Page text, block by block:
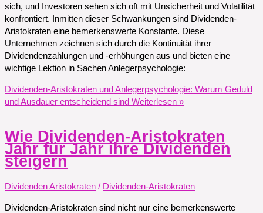
sich, und Investoren sehen sich oft mit Unsicherheit und Volatilität
konfrontiert. Inmitten dieser Schwankungen sind Dividenden-
Aristokraten eine bemerkenswerte Konstante. Diese
Unternehmen zeichnen sich durch die Kontinuität ihrer
Dividendenzahlungen und -erhöhungen aus und bieten eine
wichtige Lektion in Sachen Anlegerpsychologie:
Dividenden-Aristokraten und Anlegerpsychologie: Warum Geduld
und Ausdauer entscheidend sind Weiterlesen »
Wie Dividenden-Aristokraten
Jahr für Jahr ihre Dividenden
steigern
Dividenden Aristokraten / Dividenden-Aristokraten
Dividenden-Aristokraten sind nicht nur eine bemerkenswerte